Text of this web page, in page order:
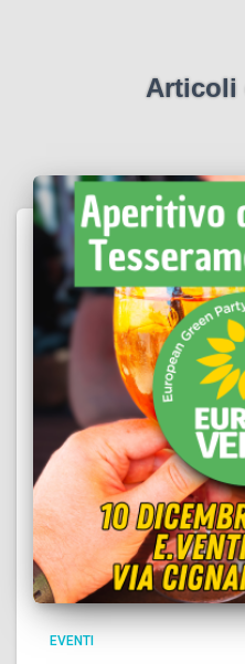
Articoli
EVENTI